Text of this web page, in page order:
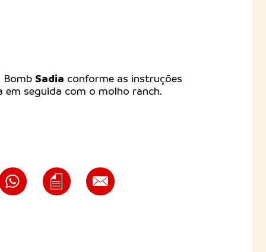
BombSadia conforme as instruções
em seguida com o molho ranch.